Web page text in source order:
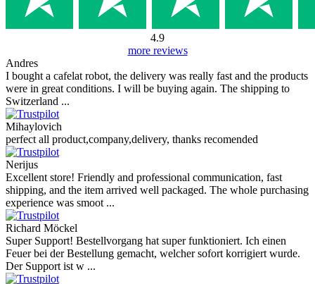
4.9
more reviews
Andres
I bought a cafelat robot, the delivery was really fast and the products
were in great conditions. I will be buying again. The shipping to
Switzerland ...
Mihaylovich
perfect all product,company,delivery, thanks recomended
Nerijus
Excellent store! Friendly and professional communication, fast
shipping, and the item arrived well packaged. The whole purchasing
experience was smoot ...
Richard Möckel
Super Support! Bestellvorgang hat super funktioniert. Ich einen
Feuer bei der Bestellung gemacht, welcher sofort korrigiert wurde.
Der Support ist w ...